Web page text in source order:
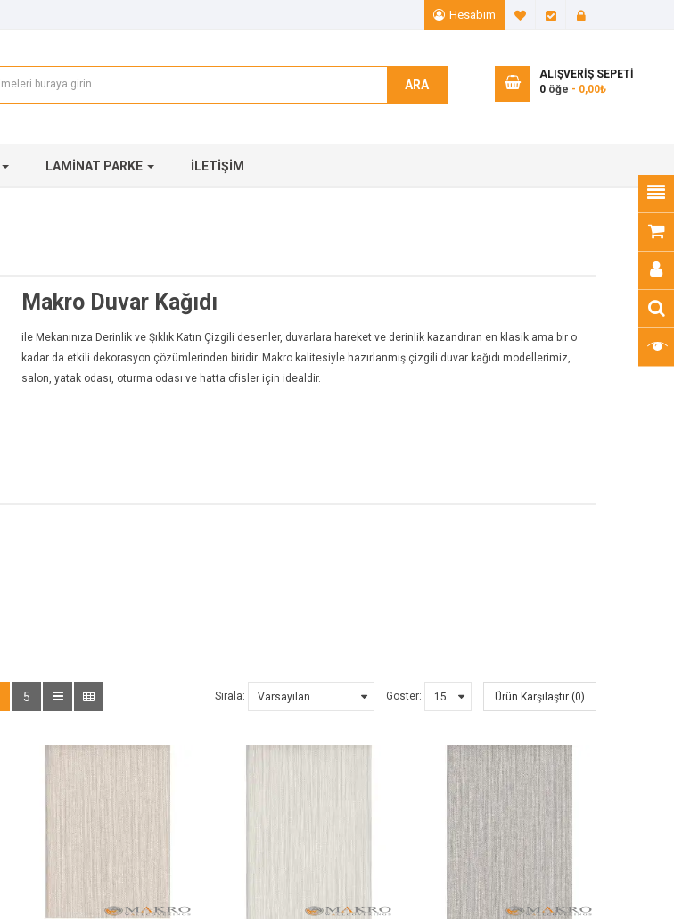
Hesabım A. Listem (0)
Ödeme
ARA
ALIŞVERIŞ SEPETI
0 öğe - 0,00₺
LAMINAT PARKE İLETIŞIM
Makro Duvar Kağıdı
ile Mekanınıza Derinlik ve Şıklık Katın Çizgili desenler, duvarlara hareket ve derinlik kazandıran en klasik ama bir o
kadar da etkili dekorasyon çözümlerinden biridir. Makro kalitesiyle hazırlanmış çizgili duvar kağıdı modellerimiz,
salon, yatak odası, oturma odası ve hatta ofisler için idealdir.
5 Sırala: Göster: Ürün Karşılaştır (0)